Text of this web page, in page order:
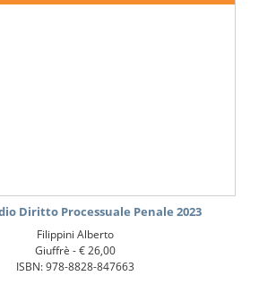
Diritto Processuale Penale 2023
Filippini Alberto
Giuffrè -€ 26,00
ISBN: 978-8828-847663